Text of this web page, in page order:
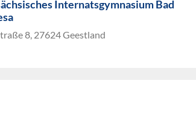
Internatsgymnasium Bad
8, 27624 Geestland